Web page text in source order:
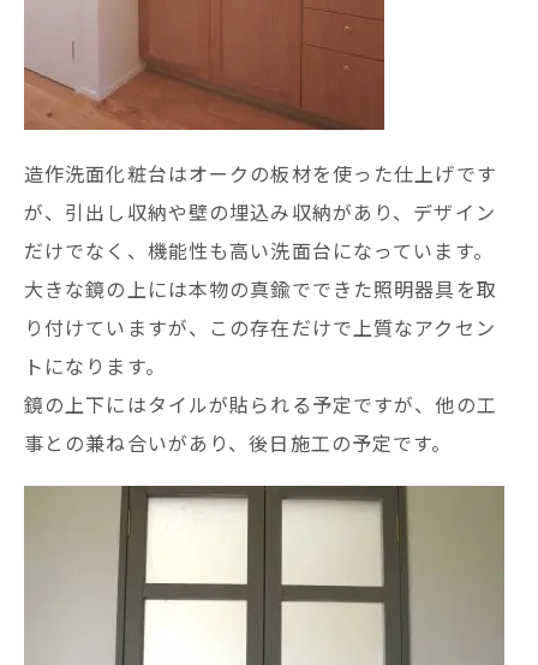
造作洗面化粧台はオークの板材を使った仕上げです
が、引出し収納や壁の埋込み収納があり、デザイン
だけでなく、機能性も高い洗面台になっています。
大きな鏡の上には本物の真鍮でできた照明器具を取
り付けていますが、この存在だけで上質なアクセン
トになります。
鏡の上下にはタイルが貼られる予定ですが、他の工
事との兼ね合いがあり、後日施工の予定です。